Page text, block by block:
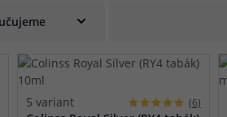
5 variant (6)